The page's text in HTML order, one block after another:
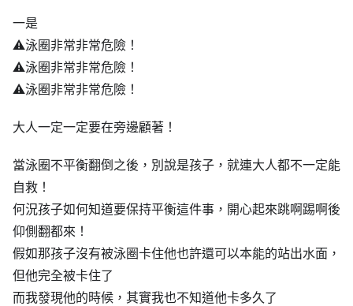
一是
⚠️泳圈非常非常危險！
⚠️泳圈非常非常危險！
⚠️泳圈非常非常危險！
大人一定一定要在旁邊顧著！
當泳圈不平衡翻倒之後，別說是孩子，就連大人都不一定能
自救！
何況孩子如何知道要保持平衡這件事，開心起來跳啊踢啊後
仰側翻都來！
假如那孩子沒有被泳圈卡住他也許還可以本能的站出水面，
但他完全被卡住了
而我發現他的時候，其實我也不知道他卡多久了